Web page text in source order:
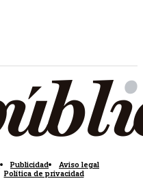
Publicidad
Aviso legal
Política de privacidad